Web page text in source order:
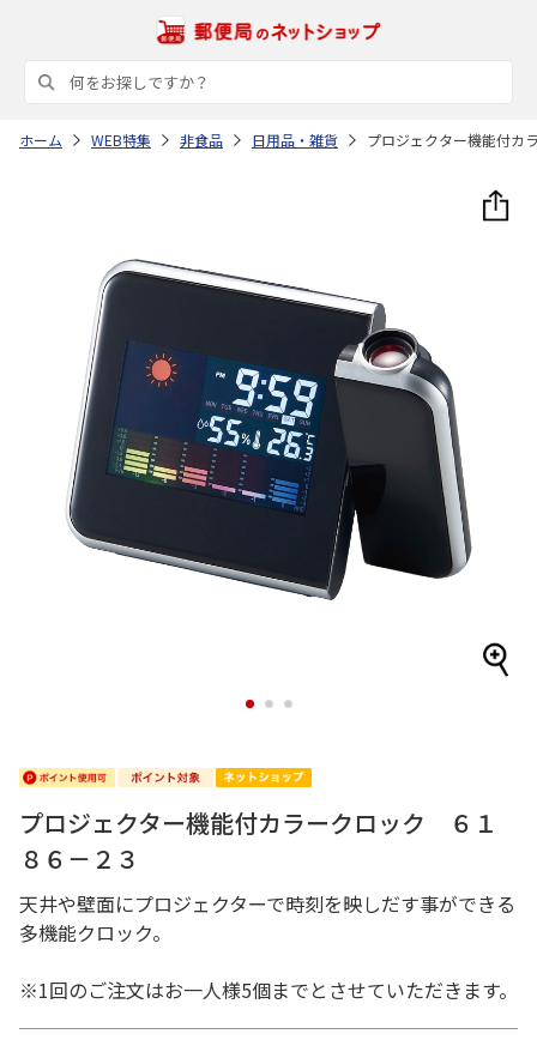
ホーム WEB特集 非食品 日用品・雑貨 プロジェクター機能付
1 2 3
プロジェクター機能付カラークロック ６１
８６－２３
天井や壁面にプロジェクターで時刻を映しだす事ができる
多機能クロック。
※1回のご注文はお一人様5個までとさせていただきます。